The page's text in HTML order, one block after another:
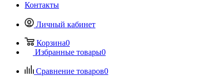
Контакты
Личный кабинет
Корзина0
Избранные товары0
Сравнение товаров0